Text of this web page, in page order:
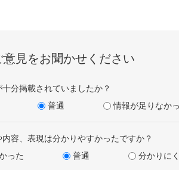
意見をお聞かせください
分掲載されていましたか？
普通 情報が足りなか
容、表現は分かりやすかったですか？
った
普通 分かりに